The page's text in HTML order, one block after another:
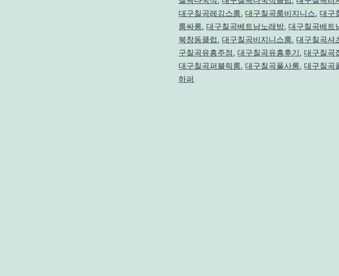
대구칠곡레깅스룸, 대구칠곡룸비지니스, 대구
룸싸롱, 대구칠곡베트남노래방, 대구칠곡베트
북창동클럽, 대구칠곡비지니스룸, 대구칠곡셔
구칠곡유흥주점, 대구칠곡유흥후기, 대구칠곡
대구칠곡퍼블릭룸, 대구칠곡풀사롱, 대구칠곡
하퍼